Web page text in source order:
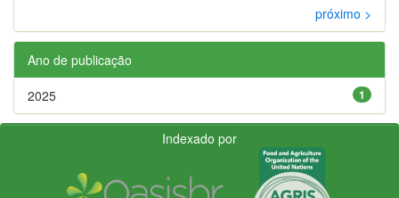
próximo >
Ano de publicação
1
2025
Indexado por